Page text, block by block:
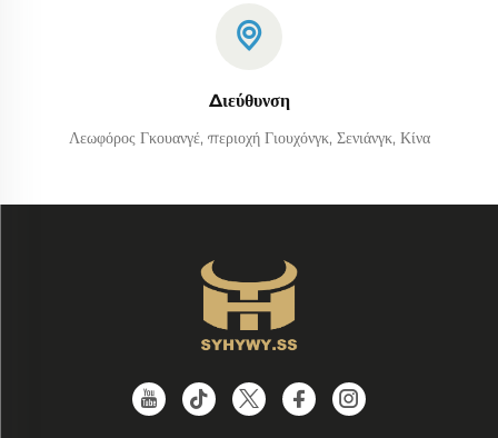
Διεύθυνση
Λεωφόρος Γκουανγέ, περιοχή Γιουχόνγκ, Σενιάνγκ, Κίνα